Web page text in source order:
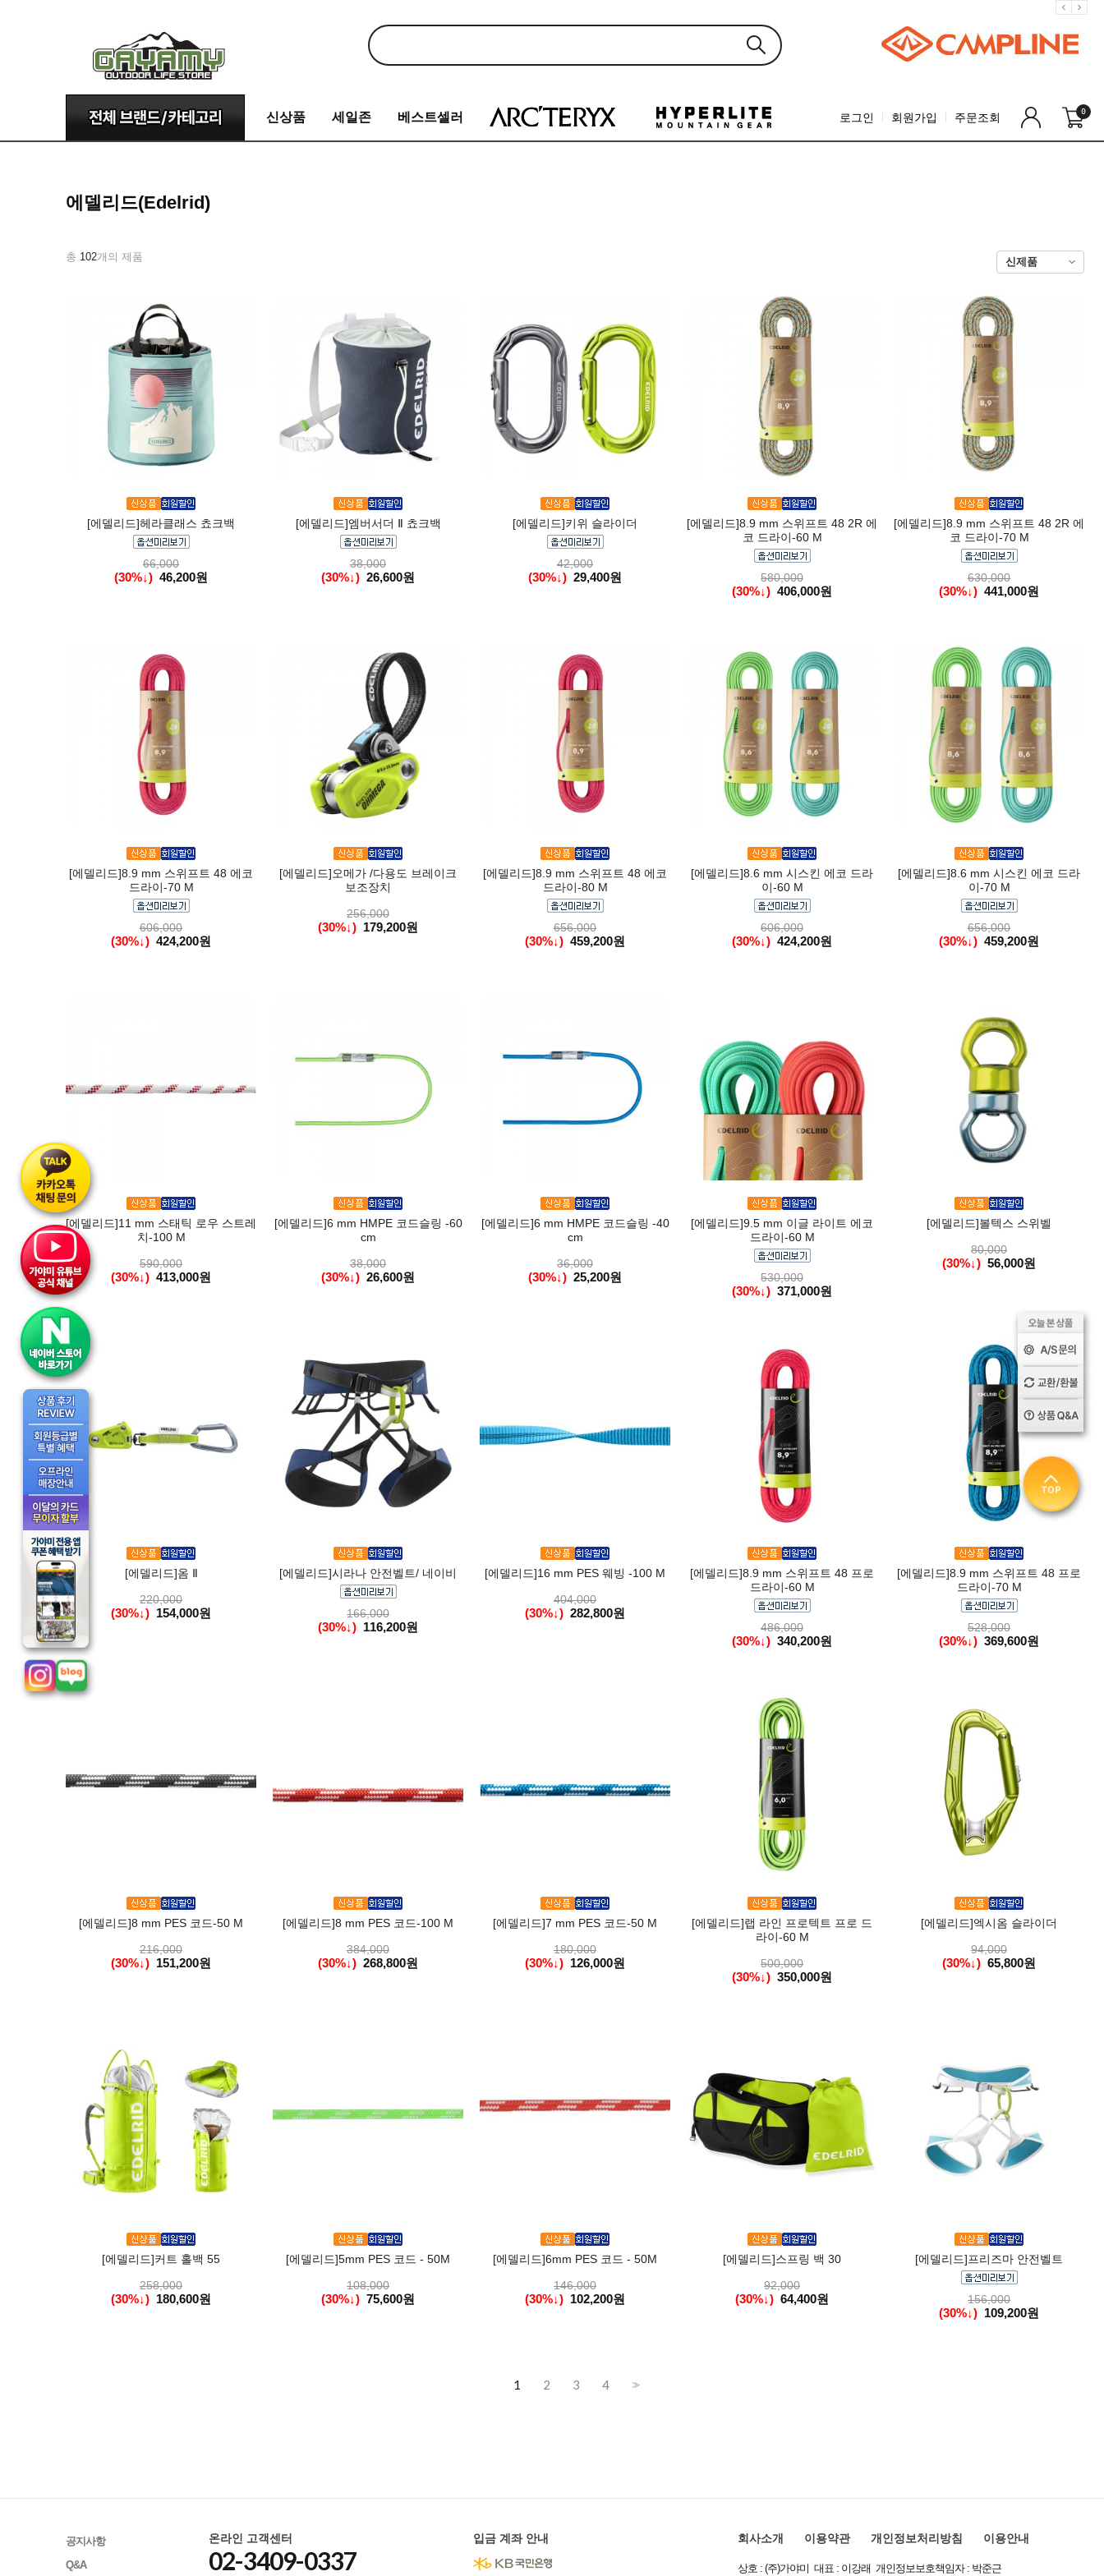
신상품 세일존 베스트셀러 로그인 회원가입 주문조회 0
에델리드(Edelrid)
총 102개의 제품
[에델리드]헤라클래스 쵸크백
66,000
(30%↓) 46,200원
[에델리드]엠버서더 Ⅱ 쵸크백
38,000
(30%↓) 26,600원
[에델리드]키위 슬라이더
42,000
(30%↓) 29,400원
[에델리드]8.9 mm 스위프트 48 2R 에
코 드라이-60 M
580,000
(30%↓) 406,000원
[에델리드]8.9 mm 스위프트 48 2R 에
코 드라이-70 M
630,000
(30%↓) 441,000원
[에델리드]8.9 mm 스위프트 48 에코
드라이-70 M
606,000
(30%↓) 424,200원
[에델리드]오메가 /다용도 브레이크
보조장치
256,000
(30%↓) 179,200원
[에델리드]8.9 mm 스위프트 48 에코
드라이-80 M
656,000
(30%↓) 459,200원
[에델리드]8.6 mm 시스킨 에코 드라
이-60 M
606,000
(30%↓) 424,200원
[에델리드]8.6 mm 시스킨 에코 드라
이-70 M
656,000
(30%↓) 459,200원
[에델리드]11 mm 스태틱 로우 스트레
치-100 M
590,000
(30%↓) 413,000원
[에델리드]6 mm HMPE 코드슬링 -60
cm
38,000
(30%↓) 26,600원
[에델리드]6 mm HMPE 코드슬링 -40
cm
36,000
(30%↓) 25,200원
[에델리드]9.5 mm 이글 라이트 에코
드라이-60 M
530,000
(30%↓) 371,000원
[에델리드]볼텍스 스위벨
80,000
(30%↓) 56,000원
[에델리드]옴 Ⅱ
220,000
(30%↓) 154,000원
[에델리드]시라나 안전벨트/ 네이비
166,000
(30%↓) 116,200원
[에델리드]16 mm PES 웨빙 -100 M
404,000
(30%↓) 282,800원
[에델리드]8.9 mm 스위프트 48 프로
드라이-60 M
486,000
(30%↓) 340,200원
[에델리드]8.9 mm 스위프트 48 프로
드라이-70 M
528,000
(30%↓) 369,600원
[에델리드]8 mm PES 코드-50 M
216,000
(30%↓) 151,200원
[에델리드]8 mm PES 코드-100 M
384,000
(30%↓) 268,800원
[에델리드]7 mm PES 코드-50 M
180,000
(30%↓) 126,000원
[에델리드]랩 라인 프로텍트 프로 드
라이-60 M
500,000
(30%↓) 350,000원
[에델리드]엑시옴 슬라이더
94,000
(30%↓) 65,800원
[에델리드]커트 홀백 55
258,000
(30%↓) 180,600원
[에델리드]5mm PES 코드 - 50M
108,000
(30%↓) 75,600원
[에델리드]6mm PES 코드 - 50M
146,000
(30%↓) 102,200원
[에델리드]스프링 백 30
92,000
(30%↓) 64,400원
[에델리드]프리즈마 안전벨트
156,000
(30%↓) 109,200원
1 2 3 4 >>
공지사항
Q&A
온라인 고객센터
02-3409-0337
입금 계좌 안내 회사소개 이용약관 개인정보처리방침 이용안내
상호 : (주)가야미 대표 : 이강래 개인정보보호책임자 : 박준근